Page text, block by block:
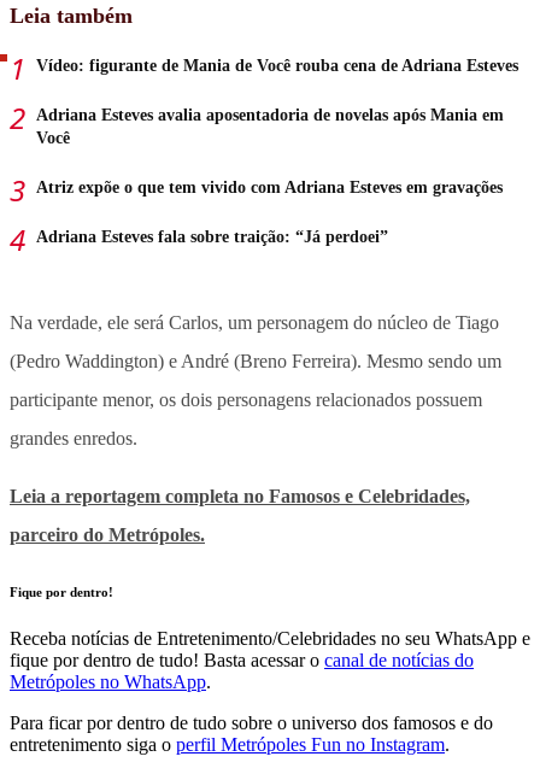
Leia também
Vídeo: figurante de Mania de Você rouba cena de Adriana Esteves
Adriana Esteves avalia aposentadoria de novelas após Mania em
Você
Atriz expõe o que tem vivido com Adriana Esteves em gravações
Adriana Esteves fala sobre traição: “Já perdoei”
Na verdade, ele será Carlos, um personagem do núcleo de Tiago
(Pedro Waddington) e André (Breno Ferreira). Mesmo sendo um
participante menor, os dois personagens relacionados possuem
grandes enredos.
Leia a reportagem completa no Famosos e Celebridades,
parceiro do Metrópoles.
Fique por dentro!
Receba notícias de Entretenimento/Celebridades no seu WhatsApp e
fique por dentro de tudo! Basta acessar o canal de notícias do
Metrópoles no WhatsApp.
Para ficar por dentro de tudo sobre o universo dos famosos e do
entretenimento siga o perfil Metrópoles Fun no Instagram.